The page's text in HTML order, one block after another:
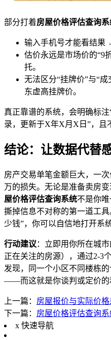
部分打着房屋价格评估查询系
输入手机号才能看结果
估价永远是市场价的“9
托。
无法区分“挂牌价”与“
东虚高挂牌价。
真正靠谱的系统，会明确标
录，更新于X年X月X日”，且
结论：让数据代替
房产交易单笔金额巨大，一
万的损失。无论是准备卖房
屋价格评估查询系统不是你
撕掉信息不对称的第一道工
少钱”，你可以自信地打开系
行动建议 ：立即用你所在城
正在关注的房源），通过2-3
发现，同一个小区不同楼栋
——而这就是你谈判或定价的
上一篇： 房屋报价与实际价
下一篇： 房屋价格评估查询
x 快速导航